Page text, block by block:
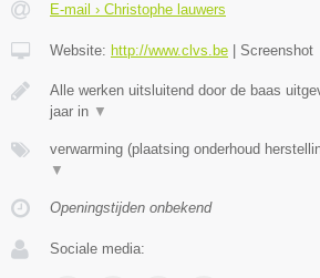
E-mail › Christophe lauwers
Website: http://www.clvs.be Screenshot
Alle werken uitsluitend door de baas
jaar in ▼
verwarming (plaatsing onderhoud
▼
Openingstijden onbekend
Sociale media: